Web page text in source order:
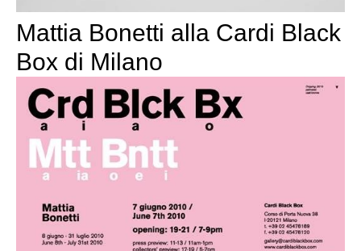
Mattia Bonetti alla Cardi Black
Box di Milano